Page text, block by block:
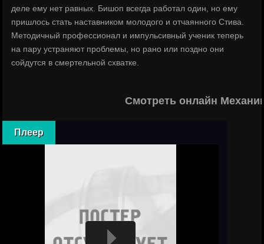
деле ему нет равных. Бишоп всегда работал один, но ему
пришлось стать наставником молодого и отчаянного Стива.
Методичный профессионал и импульсивный ученик теперь
на пару устраняют проблемы, но рано или поздно они
сойдутся в смертельной схватке.
Смотреть онлайн
Плеер